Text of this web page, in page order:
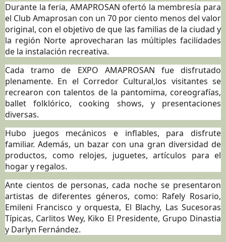
Durante la feria, AMAPROSAN ofertó la membresía para
el Club Amaprosan con un 70 por ciento menos del valor
original, con el objetivo de que las familias de la ciudad y
la región Norte aprovecharan las múltiples facilidades
de la instalación recreativa.
Cada tramo de EXPO AMAPROSAN fue disfrutado
plenamente. En el Corredor Cultural,los visitantes se
recrearon con talentos de la pantomima, coreografías,
ballet folklórico, cooking shows, y presentaciones
diversas.
Hubo juegos mecánicos e inflables, para disfrute
familiar. Además, un bazar con una gran diversidad de
productos, como relojes, juguetes, artículos para el
hogar y regalos.
Ante cientos de personas, cada noche se presentaron
artistas de diferentes géneros, como: Rafely Rosario,
Emileni Francisco y orquesta, El Blachy, Las Sucesoras
Típicas, Carlitos Wey, Kiko El Presidente, Grupo Dinastia
y Darlyn Fernández.